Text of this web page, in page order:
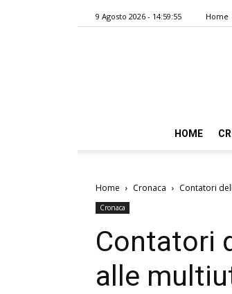
9 Agosto 2026 - 14:59:55 Home
HOME
Home Cronaca Contatori
Cronaca
Contatori
alle